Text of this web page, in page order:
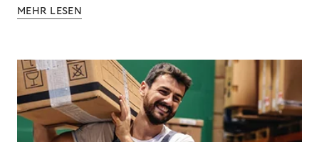
MEHR LESEN